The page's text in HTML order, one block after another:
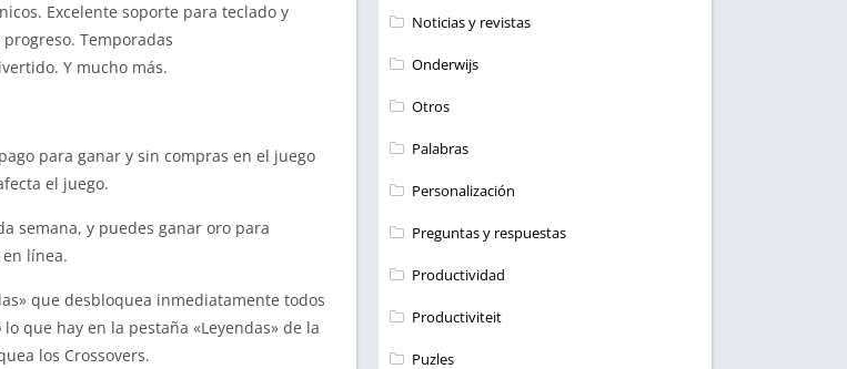
Excelente soporte para teclado y
Temporadas
Y mucho más.
para ganar y sin compras en el juego
el juego.
semana, y puedes ganar oro para
línea.
que desbloquea inmediatamente todos
que hay en la pestaña «Leyendas» de la
los Crossovers.
Noticias y revistas
Onderwijs
Otros
Palabras
Personalización
Preguntas y respuestas
Productividad
Productiviteit
Puzles